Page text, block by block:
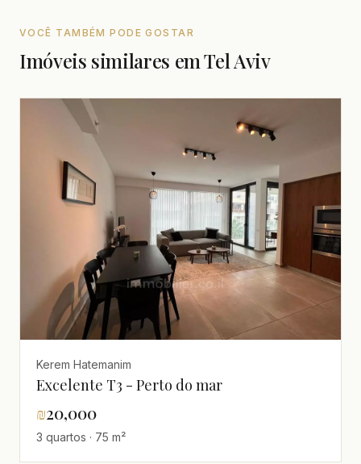
VOCÊ TAMBÉM PODE GOSTAR
Imóveis similares em Tel Aviv
Kerem Hatemanim
Excelente T3 - Perto do mar
₪20,000
3 quartos · 75 m²